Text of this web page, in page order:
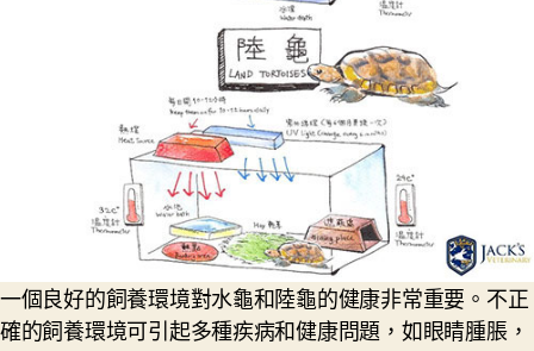
一個良好的飼養環境對水龜和陸龜的健康非常重要。不正
確的飼養環境可引起多種疾病和健康問題，如眼睛腫脹，